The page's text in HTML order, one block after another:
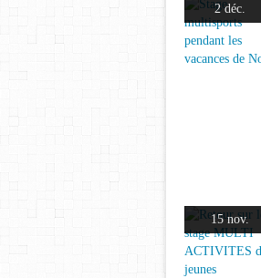
2 déc.
15 nov.